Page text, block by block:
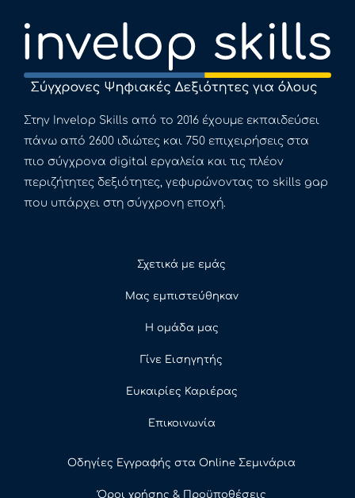
Στην Invelop Skills από το 2016 έχουμε εκπαιδεύσει
πάνω από 2600 ιδιώτες και 750 επιχειρήσεις στα
πιο σύγχρονα digital εργαλεία και τις πλέον
περιζήτητες δεξιότητες, γεφυρώνοντας το skills gap
που υπάρχει στη σύγχρονη εποχή.
Σχετικά με εμάς
Μας εμπιστεύθηκαν
Η ομάδα μας
Γίνε Εισηγητής
Ευκαιρίες Καριέρας
Επικοινωνία
Οδηγίες Εγγραφής στα Online Σεμινάρια
Όροι χρήσης & Προϋποθέσεις